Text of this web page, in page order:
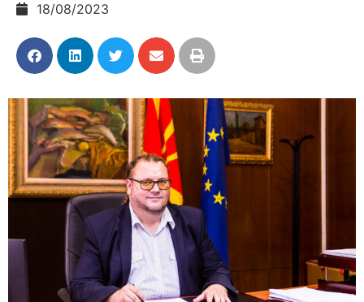
18/08/2023